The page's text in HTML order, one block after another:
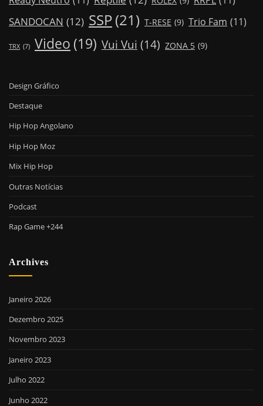
SANDOCAN (12) SSP(21) T-RESE (9) Trio Fam (11)
TRX (7) Video (19) Vui Vui (14) ZONA 5 (9)
Design Gráfico
Destaque
Hip Hop Angolano
Hip Hop Moz
Mix Hip Hop
Outras Notícias
Podcast
Rap Game +244
Archives
Janeiro 2026
Dezembro 2025
Novembro 2023
Janeiro 2023
Julho 2022
Junho 2022